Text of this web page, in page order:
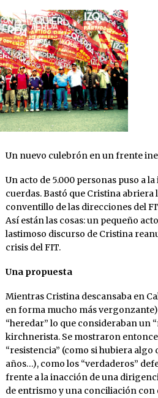
Un nuevo culebrón en un frente
Un acto de 5.000 personas puso a
cuerdas. Bastó que Cristina abriera
conventillo de las direcciones del
Así están las cosas: un pequeño
lastimoso discurso de Cristina
crisis del FIT.
Una propuesta
Mientras Cristina descansaba en
en forma mucho más
“heredar” lo que consideraban un
kirchnerista. Se mostraron
“resistencia” (como si hubiera algo
años…), como los “verdaderos”
frente a la inacción de una
de entrismo y una conciliación